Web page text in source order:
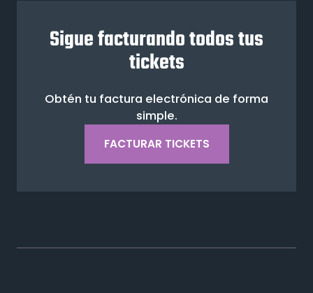
Sigue facturando todos tus
tickets
Obtén tu factura electrónica de forma
simple.
FACTURAR TICKETS